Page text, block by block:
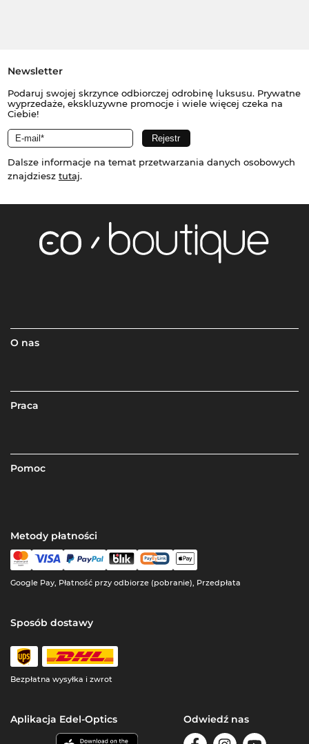
Newsletter
Podaruj swojej skrzynce odbiorczej odrobinę luksusu. Prywatne
wyprzedaże, ekskluzywne promocje i wiele więcej czeka na
Ciebie!
Dalsze informacje na temat przetwarzania danych osobowych
znajdziesz tutaj.
O nas
Praca
Pomoc
Metody płatności
Google Pay, Płatność przy odbiorze (pobranie), Przedpłata
Sposób dostawy
Bezpłatna wysyłka i zwrot
Aplikacja Edel-Optics Odwiedź nas